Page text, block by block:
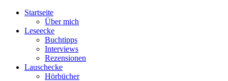
Startseite
Über mich
Leseecke
Buchtipps
Interviews
Rezensionen
Lauschecke
Hörbücher